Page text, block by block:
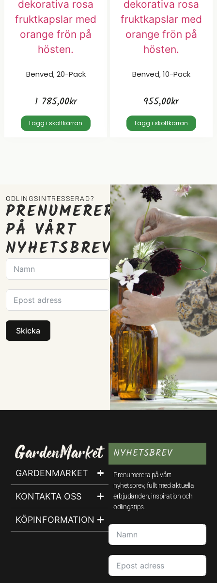
Benved, 20-Pack
1 785,00kr
Lägg i skottkärran
Benved, 10-Pack
955,00kr
Lägg i skottkärran
ODLINGSINTRESSERAD?
PRENUMERERA
PÅ VÅRT
NYHETSBREV
Skicka
GARDENMARKET
KONTAKTA OSS
KÖPINFORMATION
NYHETSBREV
Prenumerera på vårt
nyhetsbrev, fullt med aktuella
erbjudanden, inspiration och
odlingstips.